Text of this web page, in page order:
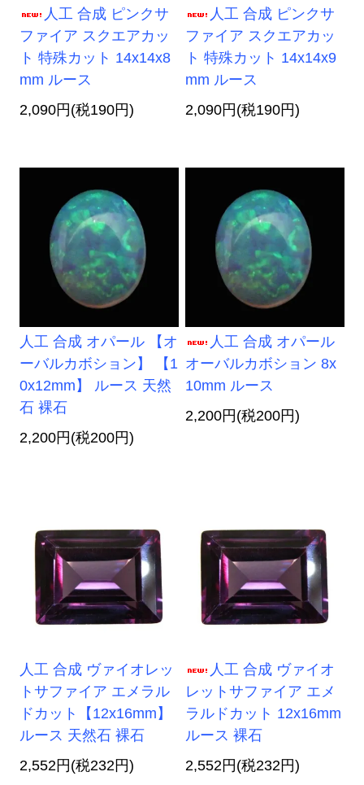
人工 合成 ピンクサ
ファイア スクエアカッ
ト 特殊カット 14x14x8
mm ルース
2,090円(税190円)
人工 合成 ピンクサ
ファイア スクエアカッ
ト 特殊カット 14x14x9
mm ルース
2,090円(税190円)
人工 合成 オパール 【オ
ーバルカボション】 【1
0x12mm】 ルース 天然
石 裸石
2,200円(税200円)
人工 合成 オパール
オーバルカボション 8x
10mm ルース
2,200円(税200円)
人工 合成 ヴァイオレッ
トサファイア エメラル
ドカット【12x16mm】
ルース 天然石 裸石
2,552円(税232円)
人工 合成 ヴァイオ
レットサファイア エメ
ラルドカット 12x16mm
ルース 裸石
2,552円(税232円)